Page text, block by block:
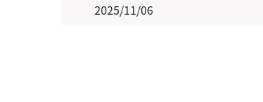
2025/11/06